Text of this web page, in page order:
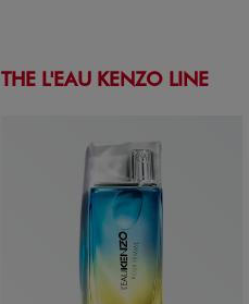
THE L'EAU KENZO LINE